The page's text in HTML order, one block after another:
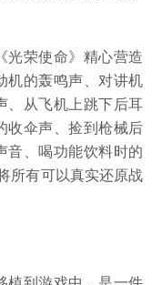
光荣使命》精心营造
机的轰鸣声、对讲机
、从飞机上跳下后耳
收伞声、捡到枪械后
音、喝功能饮料时的
所有可以真实还原战